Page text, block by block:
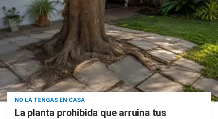
NO LA TENGAS EN CASA
La planta prohibida que arruina tus